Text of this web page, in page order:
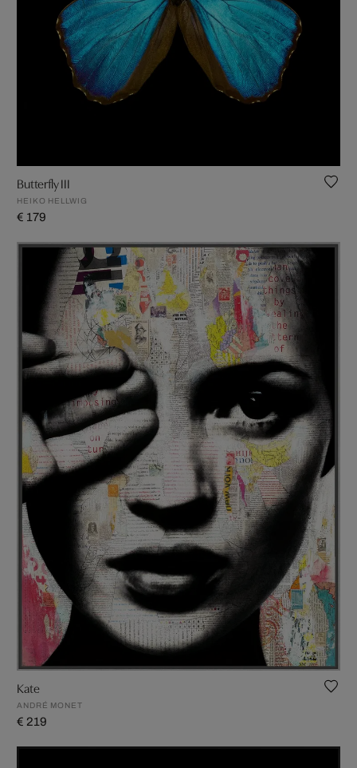
Butterfly III
HEIKO HELLWIG
€ 179
Kate
ANDRÉ MONET
€ 219